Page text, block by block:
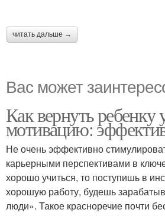
читать дальше →
Вас может
Как вернуть
мотивацию:
Не очень эффективно
карьерными перспективами в
хорошо учиться, то поступишь в
хорошую работу, будешь
люди». Такое красноречие почти